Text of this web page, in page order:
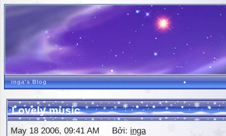
inga's Blog
Lovely music
May 18 2006, 09:41 AM Bởi: inga